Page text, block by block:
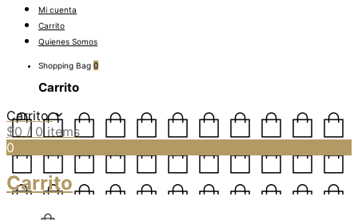
Mi cuenta
Carrito
Quienes Somos
Shopping Bag 0
Carrito
Carrito
$0 / 0 items
0
Carrito